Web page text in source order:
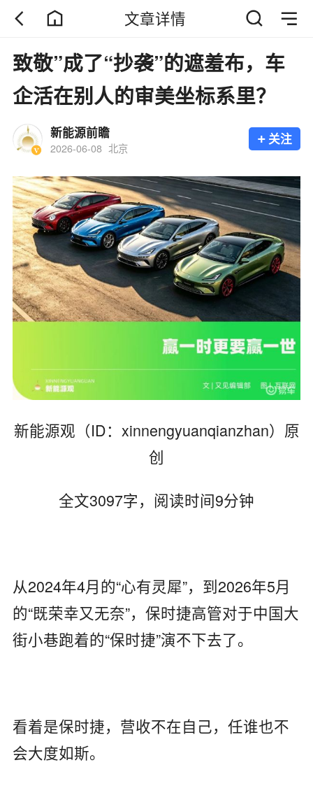
文章详情
致敬”成了“抄袭”的遮羞布，车
企活在别人的审美坐标系里？
新能源前瞻
2026-06-08 北京
+ 关注
新能源观（ID：xinnengyuanqianzhan）原
创
全文3097字，阅读时间9分钟
从2024年4月的“心有灵犀”，到2026年5月
的“既荣幸又无奈”，保时捷高管对于中国大
街小巷跑着的“保时捷”演不下去了。
看着是保时捷，营收不在自己，任谁也不
会大度如斯。